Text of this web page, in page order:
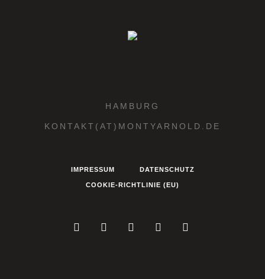
HAMBURG
KONTAKT(AT)MONTYARNOLD.DE
IMPRESSUM DATENSCHUTZ
COOKIE-RICHTLINIE (EU)